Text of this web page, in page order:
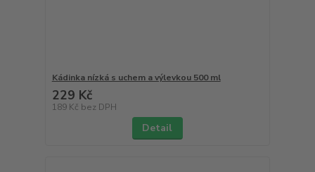
Kádinka nízká s uchem a výlevkou 500 ml
229 Kč
189 Kč bez DPH
Detail